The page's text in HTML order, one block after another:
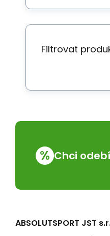
Filtrovat
% Chci
ABSOLUTSPORT JST